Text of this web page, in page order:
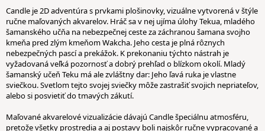
Candle je 2D adventúra s prvkami plošinovky, vizuálne vytvorená v štýle
ručne maľovaných akvarelov. Hráč sa v nej ujíma úlohy Tekua, mladého
šamanského učňa na nebezpečnej ceste za záchranou šamana svojho
kmeňa pred zlým kmeňom Wakcha. Jeho cesta je plná rôznych
nebezpečných pascí a prekážok. K prekonaniu týchto nástrah je
vyžadovaná veľká pozornosť a dobrý prehľad o blízkom okolí. Mladý
šamanský učeň Teku má ale zvláštny dar: Jeho ľavá ruka je vlastne
sviečkou. Svetlom tejto svojej sviečky môže zastrašiť svojich nepriateľov,
alebo si posvietiť do tmavých zákutí.
Maľované akvarelové vizualizácie dávajú Candle špeciálnu atmosféru,
pretože všetky prostredia a aj postavy boli najskôr ručne vypracované a